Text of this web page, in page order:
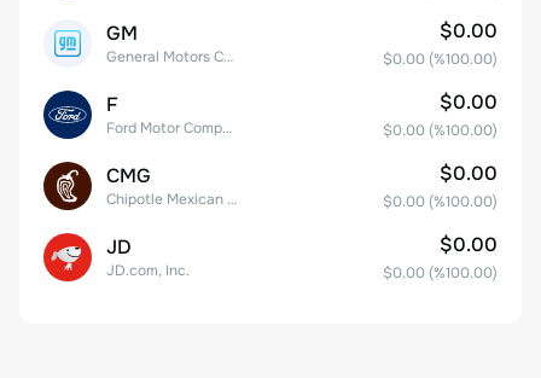
GM
General Motors Company
$0.00
$0.00 (%100.00)
F
Ford Motor Company
$0.00
$0.00 (%100.00)
CMG
Chipotle Mexican Grill, Inc.
$0.00
$0.00 (%100.00)
JD
JD.com, Inc.
$0.00
$0.00 (%100.00)